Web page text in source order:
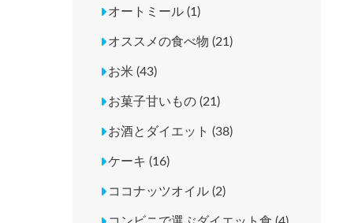
オートミール (1)
オススメの食べ物 (21)
お米 (43)
お菓子甘いもの (21)
お酒とダイエット (38)
ケーキ (16)
ココナッツオイル (2)